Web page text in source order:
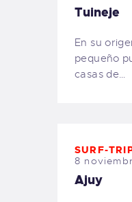
Tuineje
En su
pequeño
casas de…
SURF-
8
Ajuy